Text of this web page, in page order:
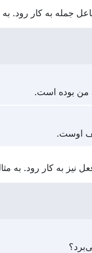
من بوده است.
اوست.